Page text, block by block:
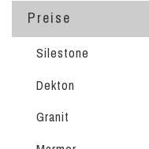
Preise
Silestone
Dekton
Granit